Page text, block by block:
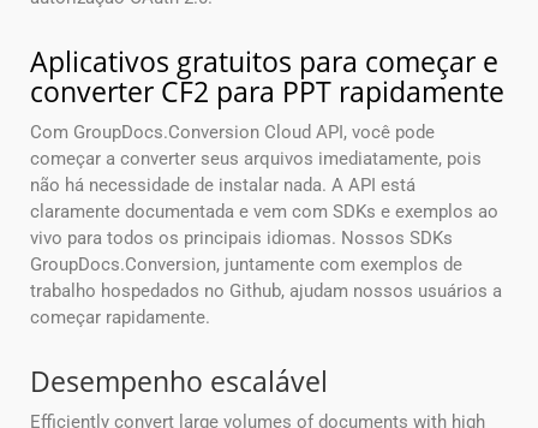
Aplicativos gratuitos para começar e
converter CF2 para PPT rapidamente
Com GroupDocs.Conversion Cloud API, você pode
começar a converter seus arquivos imediatamente, pois
não há necessidade de instalar nada. A API está
claramente documentada e vem com SDKs e exemplos ao
vivo para todos os principais idiomas. Nossos SDKs
GroupDocs.Conversion, juntamente com exemplos de
trabalho hospedados no Github, ajudam nossos usuários a
começar rapidamente.
Desempenho escalável
Efficiently convert large volumes of documents with high